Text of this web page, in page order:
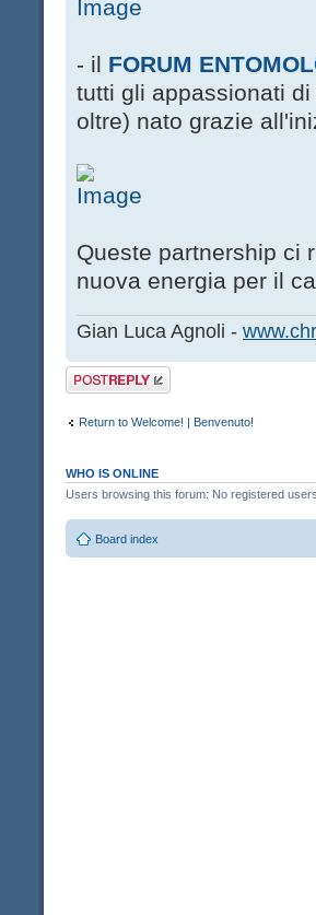
- il FORUM
tutti gli appassionati
oltre) nato grazie
Queste partnership ci
nuova energia per il
Gian Luca Agnoli -
Post a reply
Return to Welcome! | Benvenuto!
WHO IS ONLINE
Users browsing this forum: No registered users
Board index